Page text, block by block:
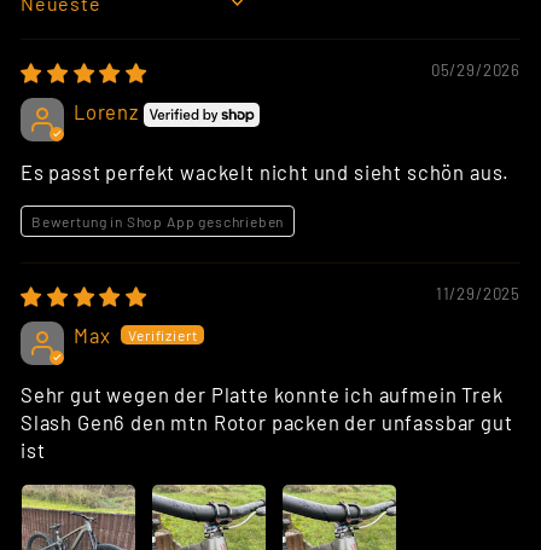
SORT BY
05/29/2026
Lorenz
Es passt perfekt wackelt nicht und sieht schön aus.
Bewertung in Shop App geschrieben
11/29/2025
Max
Sehr gut wegen der Platte konnte ich aufmein Trek
Slash Gen6 den mtn Rotor packen der unfassbar gut
ist